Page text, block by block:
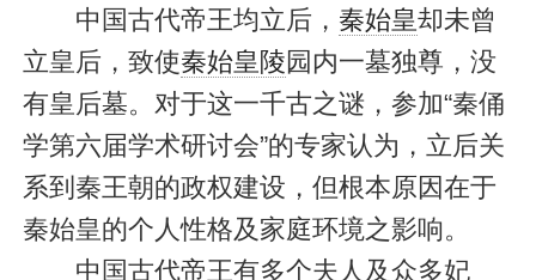
中国古代帝王均立后， 秦始皇却未曾
立皇后，致使秦始皇陵园内一墓独尊，没
有皇后墓。对于这一千古之谜，参加“秦俑
学第六届学术研讨会”的专家认为，立后关
系到秦王朝的政权建设，但根本原因在于
秦始皇的个人性格及家庭环境之影响。
中国古代帝王有多个夫人及众多妃